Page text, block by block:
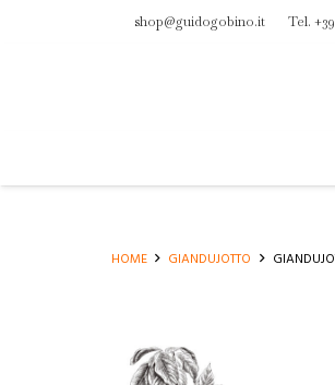
shop@guidogobino.it Tel. +39
HOME GIANDUJOTTO